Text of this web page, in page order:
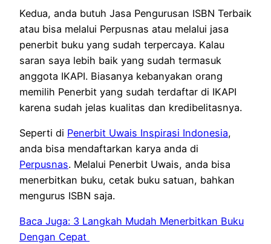
Kedua, anda butuh Jasa Pengurusan ISBN Terbaik
atau bisa melalui Perpusnas atau melalui jasa
penerbit buku yang sudah terpercaya. Kalau
saran saya lebih baik yang sudah termasuk
anggota IKAPI. Biasanya kebanyakan orang
memilih Penerbit yang sudah terdaftar di IKAPI
karena sudah jelas kualitas dan kredibelitasnya.
Seperti di Penerbit Uwais Inspirasi Indonesia,
anda bisa mendaftarkan karya anda di
Perpusnas. Melalui Penerbit Uwais, anda bisa
menerbitkan buku, cetak buku satuan, bahkan
mengurus ISBN saja.
Baca Juga: 3 Langkah Mudah Menerbitkan Buku
Dengan Cepat